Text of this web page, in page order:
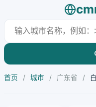
首页 / 城市 / 广东省 /